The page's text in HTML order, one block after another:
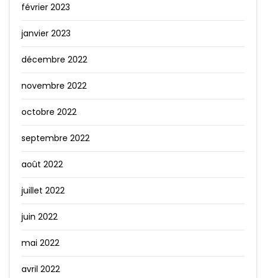
février 2023
janvier 2023
décembre 2022
novembre 2022
octobre 2022
septembre 2022
août 2022
juillet 2022
juin 2022
mai 2022
avril 2022